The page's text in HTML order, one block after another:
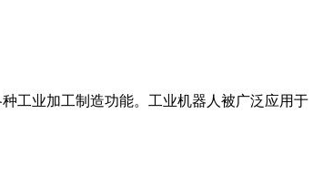
工业加工制造功能。工业机器人被广泛应用于